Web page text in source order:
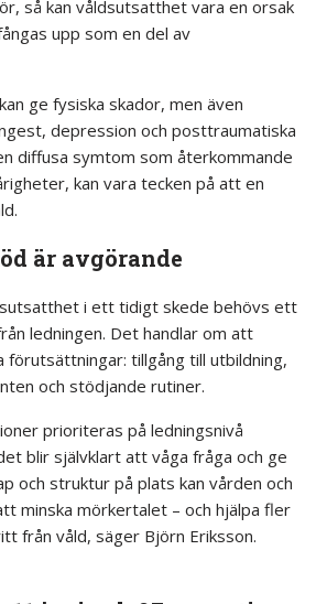
så kan våldsutsatthet vara en orsak
upp som en del av
ge fysiska skador, men även
depression och posttraumatiska
diffusa symtom som återkommande
kan vara tecken på att en
är avgörande
i ett tidigt skede behövs ett
ledningen. Det handlar om att
förutsättningar: tillgång till utbildning,
och stödjande rutiner.
prioriteras på ledningsnivå
blir självklart att våga fråga och ge
och struktur på plats kan vården och
minska mörkertalet – och hjälpa fler
från våld, säger Björn Eriksson.